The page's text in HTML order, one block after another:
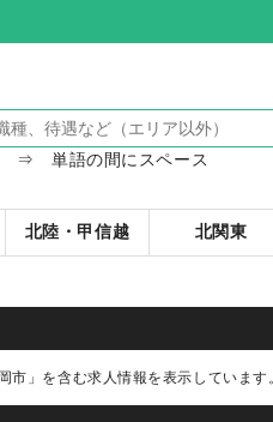
⇒ 単語の間にスペース
北陸・甲信越 北関東
市」 を含む求人情報を表示しています